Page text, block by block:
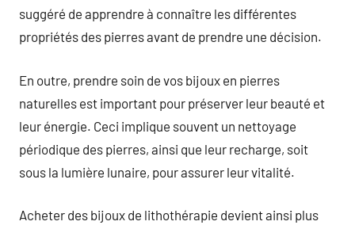
suggéré de apprendre à connaître les différentes
propriétés des pierres avant de prendre une décision.
En outre, prendre soin de vos bijoux en pierres
naturelles est important pour préserver leur beauté et
leur énergie. Ceci implique souvent un nettoyage
périodique des pierres, ainsi que leur recharge, soit
sous la lumière lunaire, pour assurer leur vitalité.
Acheter des bijoux de lithothérapie devient ainsi plus